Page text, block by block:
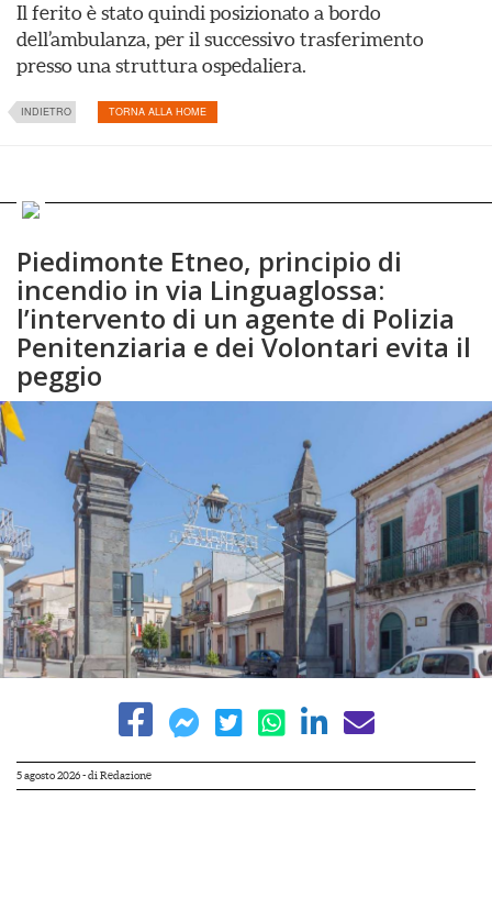
Il ferito è stato quindi posizionato a bordo
dell’ambulanza, per il successivo trasferimento
presso una struttura ospedaliera.
INDIETRO TORNA ALLA HOME
Piedimonte Etneo, principio di
incendio in via Linguaglossa:
l’intervento di un agente di Polizia
Penitenziaria e dei Volontari evita il
peggio
5 agosto 2026- di Redazione